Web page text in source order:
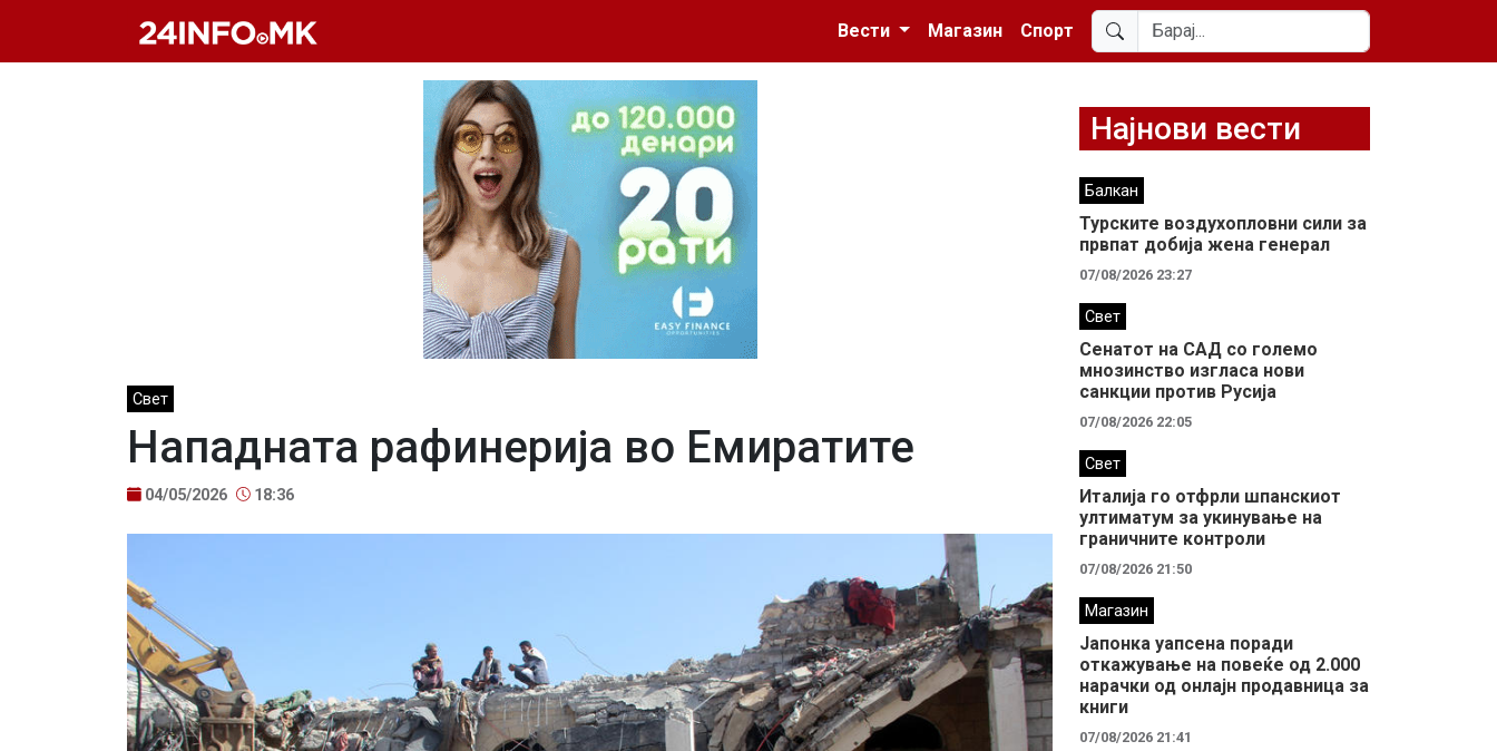
Вести
Магазин Спорт
Свет
Нападната рафинерија во Емиратите
04/05/2026 18:36
Најнови вести
Балкан
Турските воздухопловни сили за
првпат добија жена генерал
07/08/2026 23:27
Свет
Сенатот на САД со големо
мнозинство изгласа нови
санкции против Русија
07/08/2026 22:05
Свет
Италија го отфрли шпанскиот
ултиматум за укинување на
граничните контроли
07/08/2026 21:50
Магазин
Јапонка уапсена поради
откажување на повеќе од 2.000
нарачки од онлајн продавница за
книги
07/08/2026 21:41